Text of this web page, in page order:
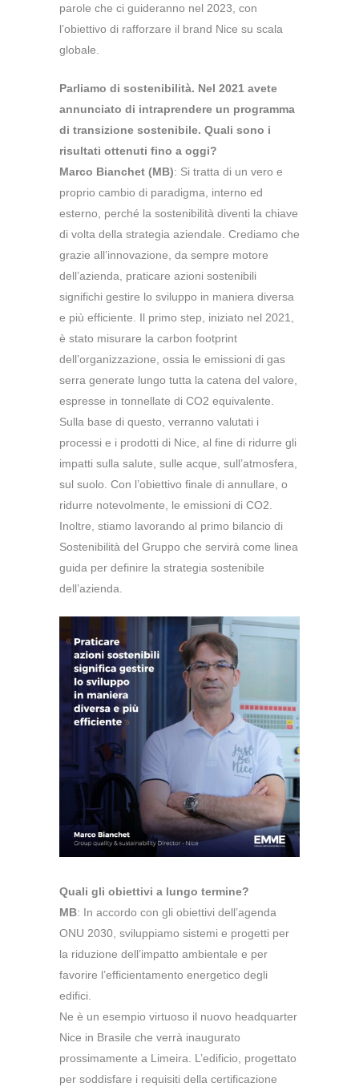
parole che ci guideranno nel 2023, con
l’obiettivo di rafforzare il brand Nice su scala
globale.
Parliamo di sostenibilità. Nel 2021 avete
annunciato di intraprendere un programma
di transizione sostenibile. Quali sono i
risultati ottenuti fino a oggi?
Marco Bianchet (MB): Si tratta di un vero e
proprio cambio di paradigma, interno ed
esterno, perché la sostenibilità diventi la chiave
di volta della strategia aziendale. Crediamo che
grazie all’innovazione, da sempre motore
dell’azienda, praticare azioni sostenibili
significhi gestire lo sviluppo in maniera diversa
e più efficiente. Il primo step, iniziato nel 2021,
è stato misurare la carbon footprint
dell’organizzazione, ossia le emissioni di gas
serra generate lungo tutta la catena del valore,
espresse in tonnellate di CO2 equivalente.
Sulla base di questo, verranno valutati i
processi e i prodotti di Nice, al fine di ridurre gli
impatti sulla salute, sulle acque, sull’atmosfera,
sul suolo. Con l’obiettivo finale di annullare, o
ridurre notevolmente, le emissioni di CO2.
Inoltre, stiamo lavorando al primo bilancio di
Sostenibilità del Gruppo che servirà come linea
guida per definire la strategia sostenibile
dell’azienda.
Quali gli obiettivi a lungo termine?
MB: In accordo con gli obiettivi dell’agenda
ONU 2030, sviluppiamo sistemi e progetti per
la riduzione dell’impatto ambientale e per
favorire l’efficientamento energetico degli
edifici.
Ne è un esempio virtuoso il nuovo headquarter
Nice in Brasile che verrà inaugurato
prossimamente a Limeira. L’edificio, progettato
per soddisfare i requisiti della certificazione